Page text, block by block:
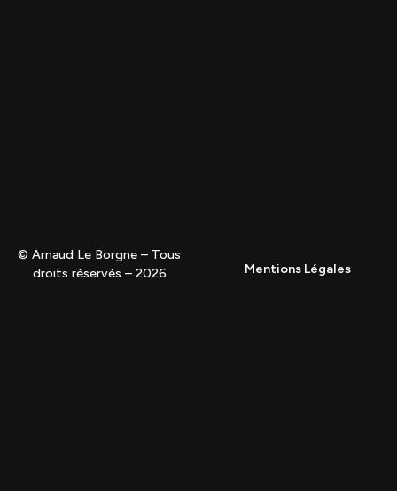
© Arnaud Le Borgne – Tous
droits réservés – 2026
Mentions Légales